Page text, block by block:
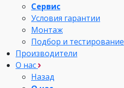
Сервис
Условия гарантии
Монтаж
Подбор и тестирование
Производители
О нас
Назад